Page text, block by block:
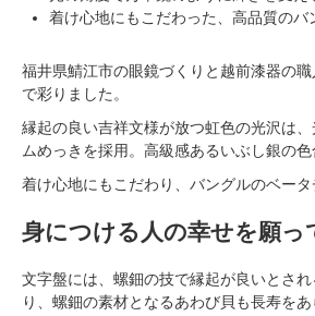
着け心地にもこだわった、高品質のバ
福井県鯖江市の眼鏡づくりと越前漆器の
で彩りました。
縁起の良い吉祥文様が放つ虹色の光沢は
ムめっきを採用。高級感あるいぶし銀の
着け心地にもこだわり、バングルのベー
身につける人の幸せを願っ
文字盤には、螺鈿の技で縁起が良いとさ
り、螺鈿の素材となるあわび貝も長寿を